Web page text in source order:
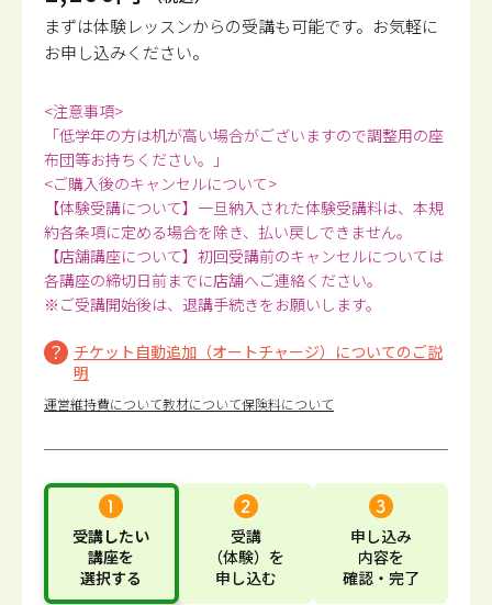
まずは体験レッスンからの受講も可能です。 お気軽に
お申し込みください。
<注意事項>
「低学年の方は机が高い場合がございますので調整用の座
布団等お持ちください。」
<ご購入後のキャンセルについて>
【体験受講について】一旦納入された体験受講料は、本規
約各条項に定める場合を除き、払い戻しできません。
【店舗講座について】初回受講前のキャンセルについては
各講座の締切日前までに店舗へご連絡ください。
※ご受講開始後は、退講手続きをお願いします。
チケット自動追加（オートチャージ）についてのご説
明
運営維持費について教材について保険料について
受講したい
講座を
選択する
受講
（体験） を
申し込む
申し込み
内容を
確認・完了